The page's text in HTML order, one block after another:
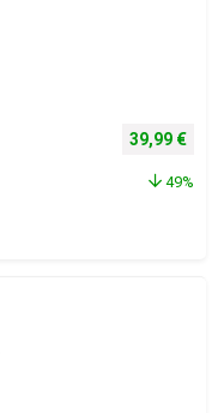
Izvorna
39,99 €
49%